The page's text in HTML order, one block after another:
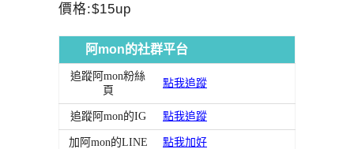
價格:$15up
阿mon的社群平台
追蹤阿mon粉絲
頁
點我追蹤
追蹤阿mon的IG 點我追蹤
加阿mon的LINE
點我加好